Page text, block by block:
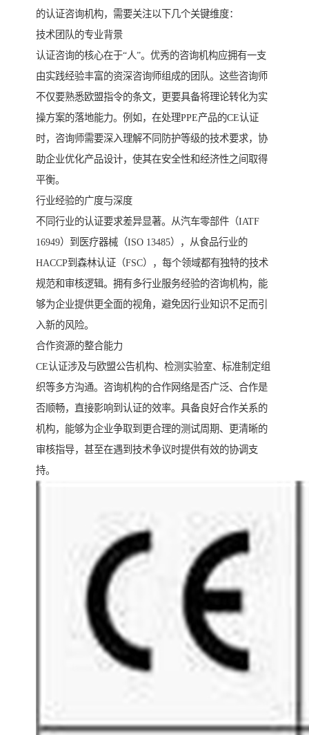
的认证咨询机构，需要关注以下几个关键维度：
技术团队的专业背景
认证咨询的核心在于“人”。优秀的咨询机构应拥有一支
由实践经验丰富的资深咨询师组成的团队。这些咨询师
不仅要熟悉欧盟指令的条文，更要具备将理论转化为实
操方案的落地能力。例如，在处理PPE产品的CE认证
时，咨询师需要深入理解不同防护等级的技术要求，协
助企业优化产品设计，使其在安全性和经济性之间取得
平衡。
行业经验的广度与深度
不同行业的认证要求差异显著。从汽车零部件（IATF
16949）到医疗器械（ISO 13485），从食品行业的
HACCP到森林认证（FSC），每个领域都有独特的技术
规范和审核逻辑。拥有多行业服务经验的咨询机构，能
够为企业提供更全面的视角，避免因行业知识不足而引
入新的风险。
合作资源的整合能力
CE认证涉及与欧盟公告机构、检测实验室、标准制定组
织等多方沟通。咨询机构的合作网络是否广泛、合作是
否顺畅，直接影响到认证的效率。具备良好合作关系的
机构，能够为企业争取到更合理的测试周期、更清晰的
审核指导，甚至在遇到技术争议时提供有效的协调支
持。